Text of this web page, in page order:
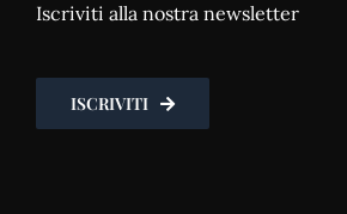
Iscriviti alla nostra newsletter
ISCRIVITI